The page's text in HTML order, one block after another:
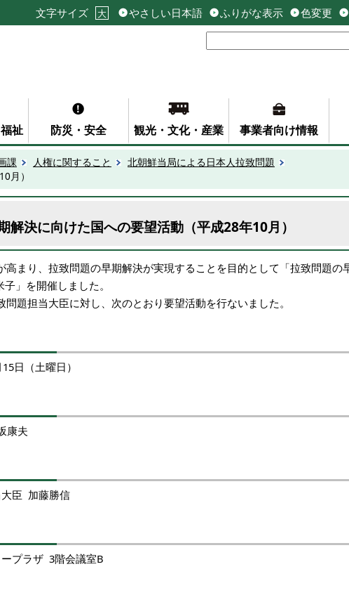
文字サイズ 大 やさしい日本語 ふりがな表示 色変更
祉 防災・安全 観光・文化・産業 事業者向け情報
課 人権に関すること
北朝鮮当局による日本人拉致問題
月）
解決に向けた国への要望活動（平成28年10月）
高まり、拉致問題の早期解決が実現することを目的として「拉致問題の
」を開催しました。
問題担当大臣に対し、次のとおり要望活動を行ないました。
日（土曜日）
康夫
臣 加藤勝信
プラザ 3階会議室B